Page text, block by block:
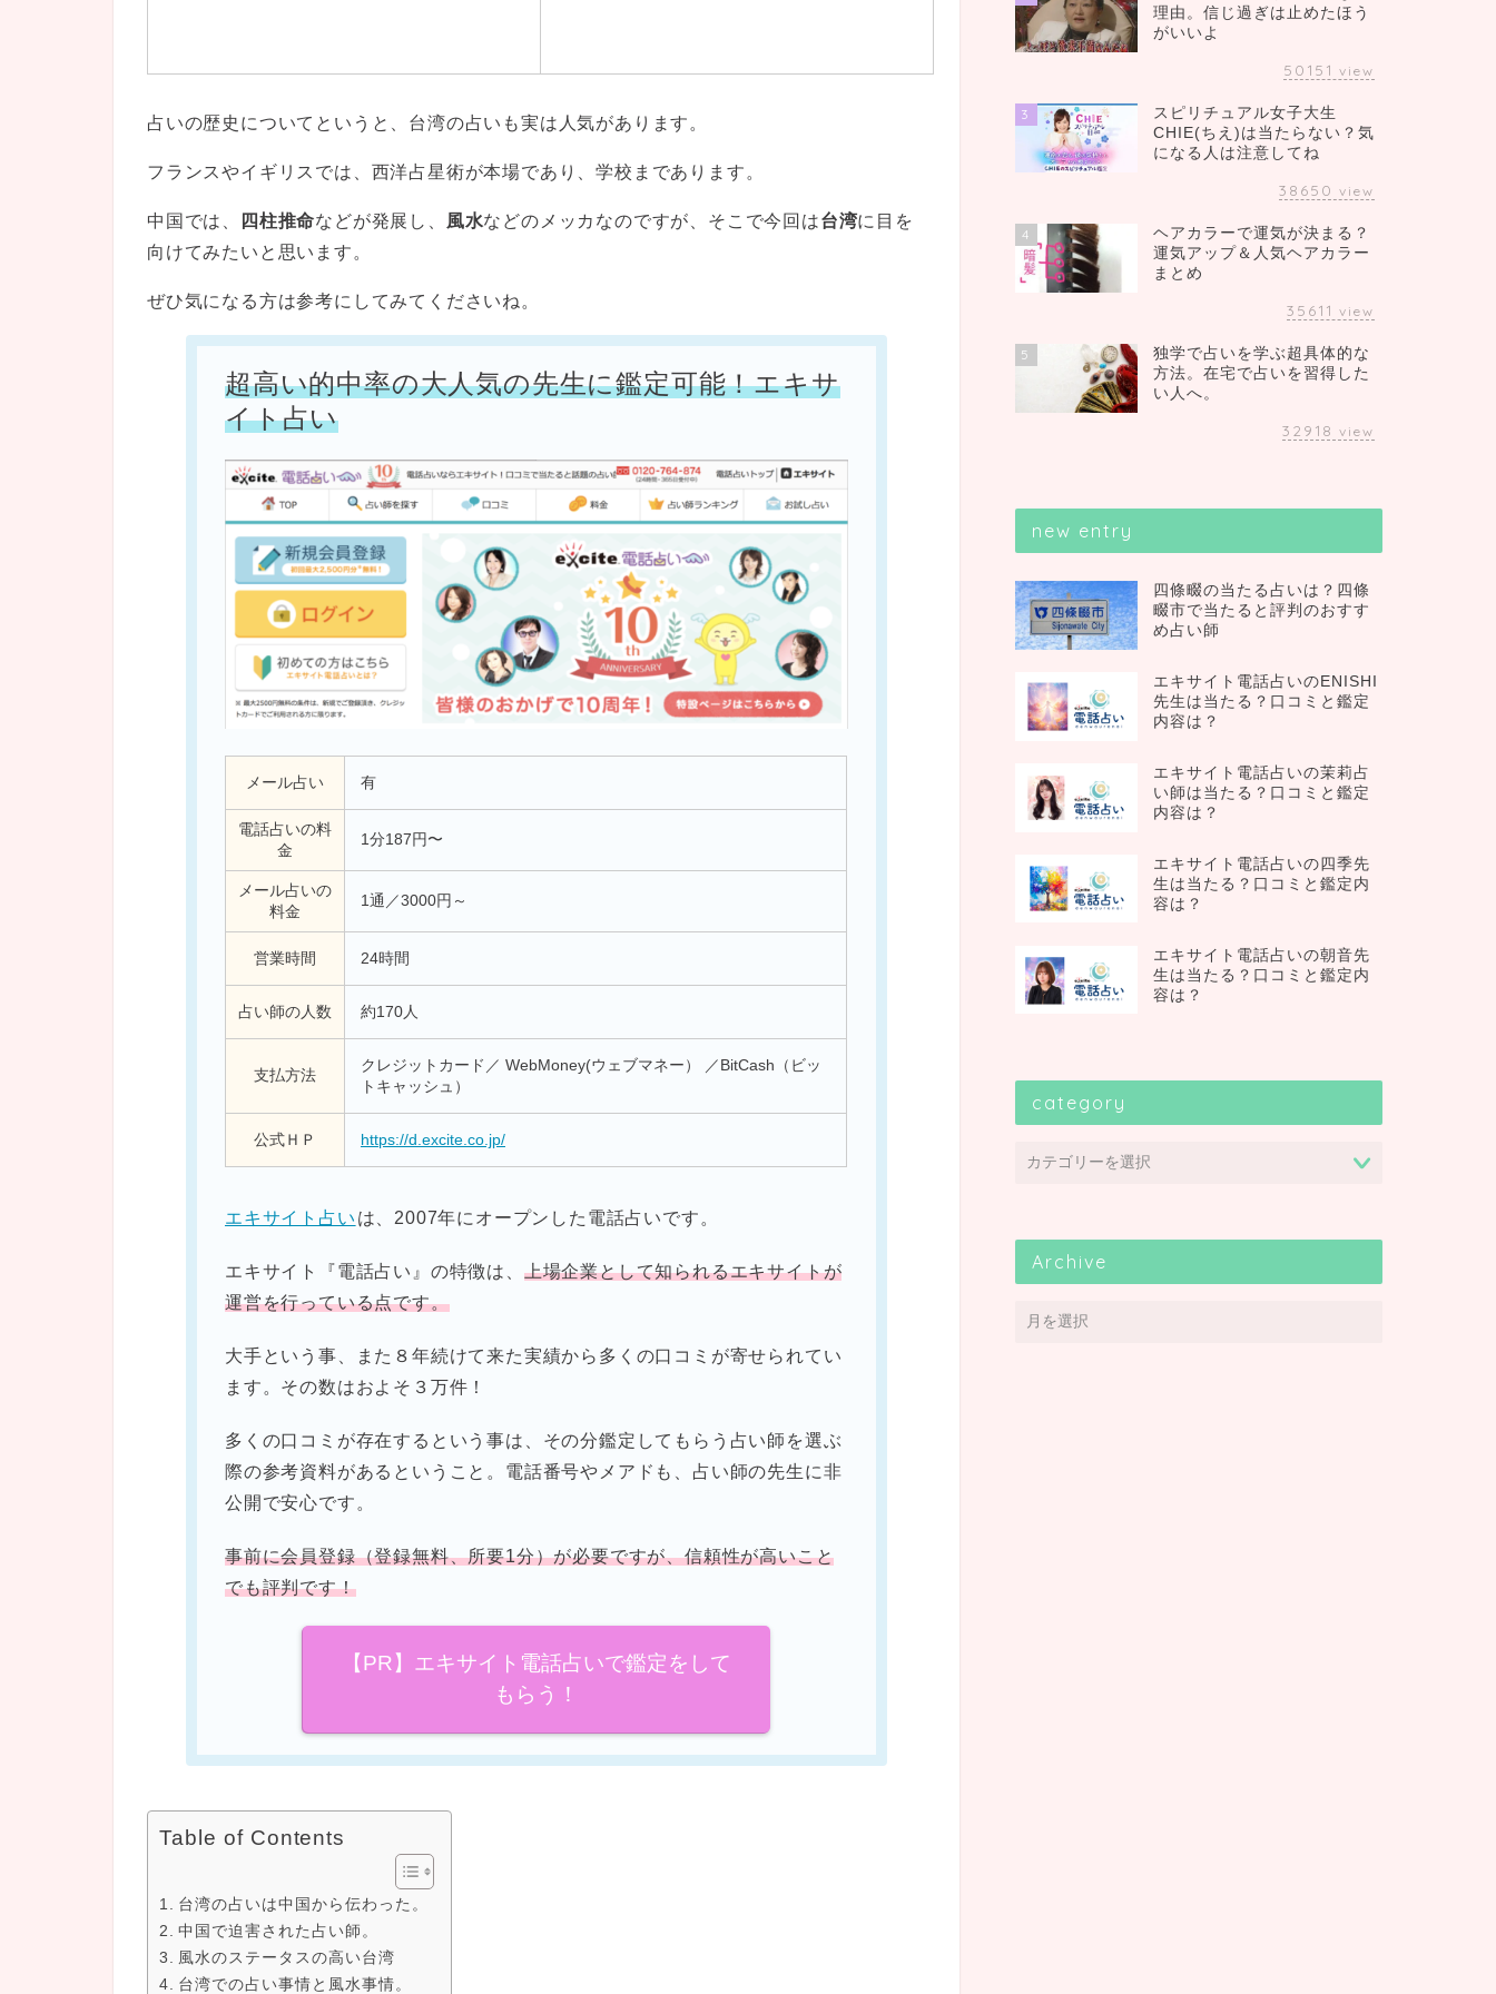
占いの歴史についてというと、台湾の占いも実は人気があります。
フランスやイギリスでは、西洋占星術が本場であり、学校まであります。
中国では、 四柱推命などが発展し、 風水などのメッカなのですが、そこで今回は台湾に目を
向けてみたいと思います。
ぜひ気になる方は参考にしてみてくださいね。
超高い的中率の大人気の先生に鑑定可能！エキサ
イト占い
メール占い 有
電話占いの料
金
1分187円〜
メール占いの
料金
1通／3000円～
営業時間 24時間
占い師の人数 約170人
支払方法
クレジットカード／ WebMoney(ウェブマネー） ／BitCash（ビッ
トキャッシュ）
公式ＨＰ https://d.excite.co.jp/
エキサイト占い は、2007年にオープンした電話占いです。
エキサイト『電話占い』の特徴は、 上場企業として知られるエキサイトが
運営を行っている点です。
大手という事、また８年続けて来た実績から多くの口コミが寄せられてい
ます。その数はおよそ３万件！
多くの口コミが存在するという事は、その分鑑定してもらう占い師を選ぶ
際の参考資料があるということ。電話番号やメアドも、占い師の先生に非
公開で安心です。
事前に会員登録（登録無料、所要1分）が必要ですが、信頼性が高いこと
でも評判です！
【PR】エキサイト電話占いで鑑定をして
もらう！
Table of Contents
台湾の占いは中国から伝わった。
中国で迫害された占い師。
風水のステータスの高い台湾
台湾での占い事情と風水事情。
理由。信じ過ぎは止めたほう
がいいよ
50151 view
3
スピリチュアル女子大生
CHIE(ちえ)は当たらない？気
になる人は注意してね
38650 view
4
ヘアカラーで運気が決まる？
運気アップ＆人気ヘアカラー
まとめ
35611 view
5
独学で占いを学ぶ超具体的な
方法。在宅で占いを習得した
い人へ。
32918 view
new entry
四條畷の当たる占いは？四條
畷市で当たると評判のおすす
め占い師
エキサイト電話占いのENISHI
先生は当たる？口コミと鑑定
内容は？
エキサイト電話占いの茉莉占
い師は当たる？口コミと鑑定
内容は？
エキサイト電話占いの四季先
生は当たる？口コミと鑑定内
容は？
エキサイト電話占いの朝音先
生は当たる？口コミと鑑定内
容は？
category
Archive